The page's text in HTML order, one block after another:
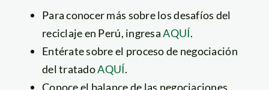
Para conocer más sobre los desafíos del
reciclaje en Perú, ingresaAQUÍ.
Entérate sobre el proceso de negociación
del tratadoAQUÍ.
Conoce el balance de las negociaciones